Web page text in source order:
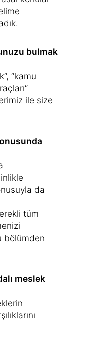
bulmak
“kamu
ile size
da
tüm
bölümden
meslek